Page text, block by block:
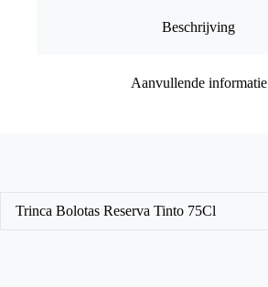
Beschrijving
Aanvullende informatie
Trinca Bolotas Reserva Tinto 75Cl